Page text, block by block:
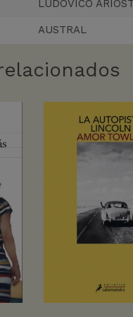
LUDOVICO
AUSTRAL